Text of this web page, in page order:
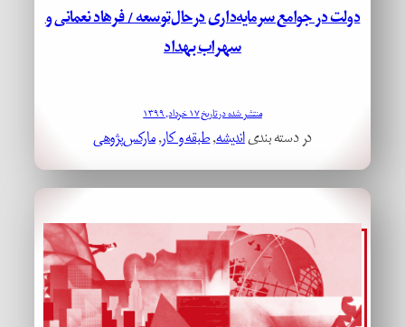
دولت در جوامع سرمایه‌داری درحال‌توسعه / فرهاد نعمانی و
سهراب بهداد
منتشر شده در تاریخ ۱۷ خرداد, ۱۳۹۹
در دسته بندیاندیشه, طبقه و کار, مارکس‌پژوهی